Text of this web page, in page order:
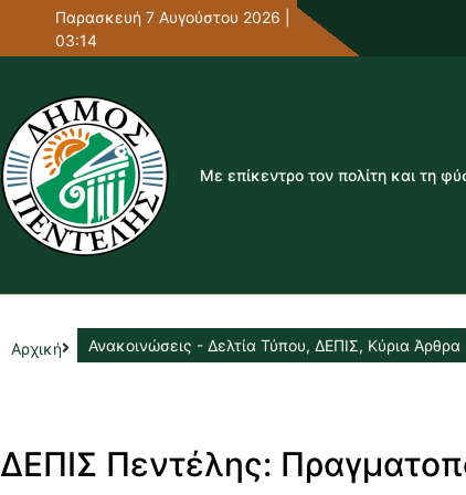
Παρασκευή 7 Αυγούστου 2026 |
03:14
Με επίκεντρο τον πολίτη και τη
Αρχική Ανακοινώσεις - Δελτία Τύπου, ΔΕΠΙΣ, Κύρια Άρθρα
ΔΕΠΙΣ Πεντέλης: